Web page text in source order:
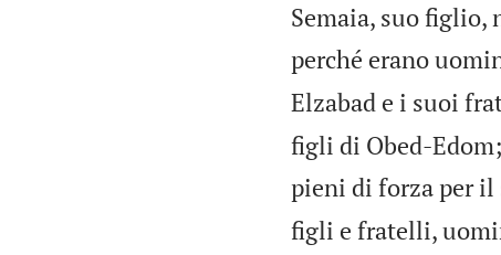
Semaia, suo figlio,
perché erano
Elzabad e i suoi
figli di Obed-
pieni di forza per il
figli e fratelli,